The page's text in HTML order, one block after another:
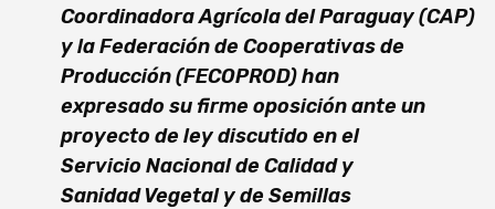
Coordinadora Agrícola del Paraguay (CAP)
y la Federación de Cooperativas de
Producción (FECOPROD) han
expresado su firme oposición ante un
proyecto de ley discutido en el
Servicio Nacional de Calidad y
Sanidad Vegetal y de Semillas